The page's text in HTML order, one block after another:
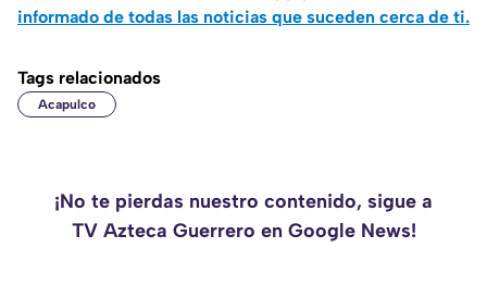
informado de todas las noticias que suceden cerca de ti.
Tags relacionados
Acapulco
¡No te pierdas nuestro contenido, sigue a
TV Azteca Guerrero en Google News!